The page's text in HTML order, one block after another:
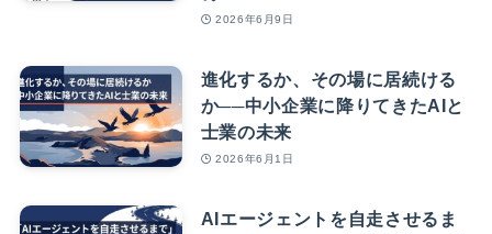
2026年6月9日
進化するか、その場に居続ける
か──中小企業に降りてきたAIと
士業の未来
2026年6月1日
AIエージェントを自走させるま